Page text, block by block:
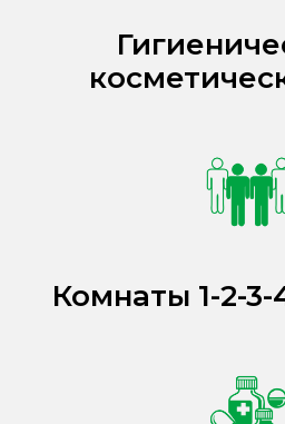
Комнаты 1-2-